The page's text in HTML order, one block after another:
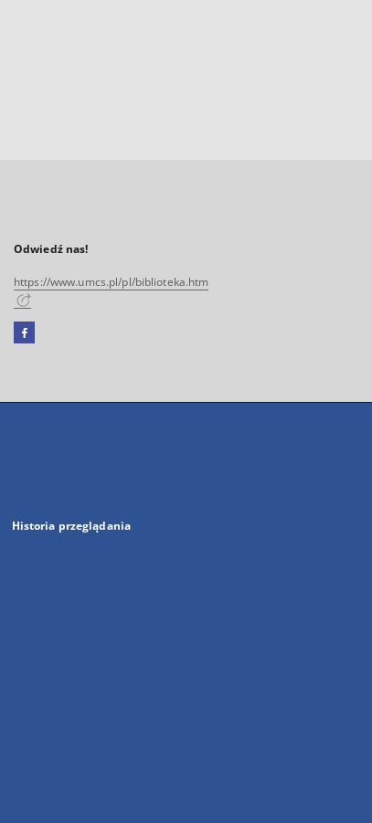
Odwiedź nas!
https://www.umcs.pl/pl/biblioteka.htm
Facebook
się
Historia przeglądania